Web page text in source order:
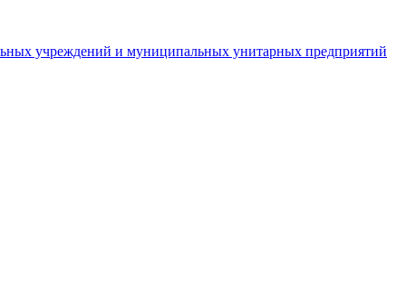
учреждений и муниципальных унитарных предприятий